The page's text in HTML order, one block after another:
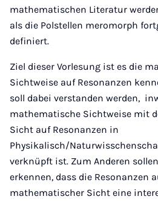
mathematischen Literatur
als die Polstellen meromorph
definiert.
Ziel dieser Vorlesung ist es die
Sichtweise auf Resonanzen
soll dabei verstanden werden,
mathematische Sichtweise mit
Sicht auf Resonanzen in
Physikalisch/
verknüpft ist. Zum Anderen
erkennen, dass die Resonanzen
mathematischer Sicht eine